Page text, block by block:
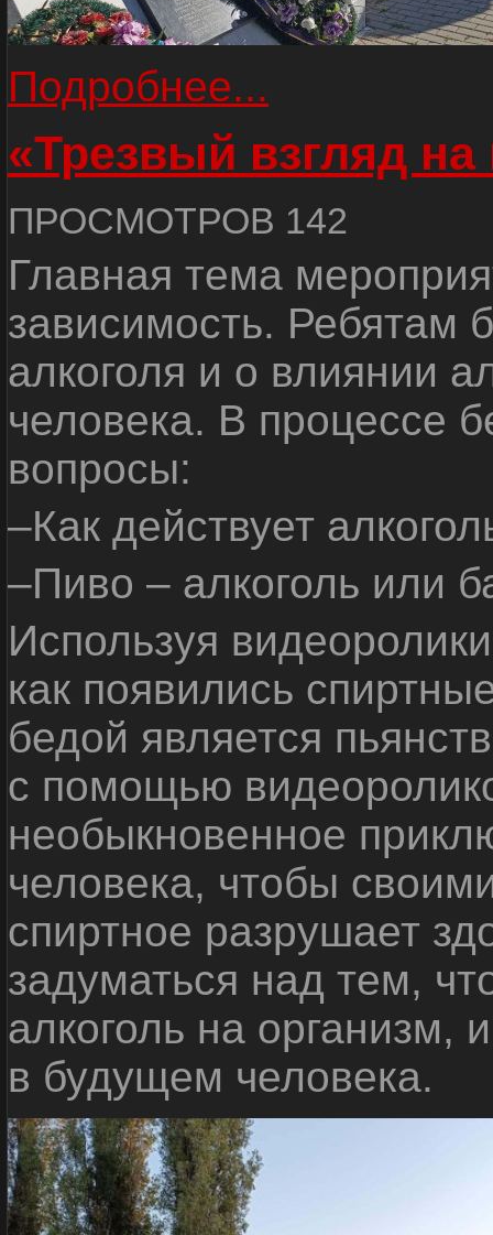
Подробнее...
«Трезвый взгляд на
ПРОСМОТРОВ 142
Главная тема
зависимость. Ребятам
алкоголя и о влиянии
человека. В процессе
вопросы:
–Как действует
–Пиво – алкоголь или
Используя
как появились
бедой является
с помощью
необыкновенное
человека, чтобы
спиртное разрушает
задуматься над тем,
алкоголь на организм,
в будущем человека.